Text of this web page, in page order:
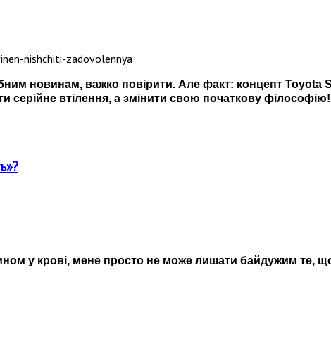
новинам, важко повірити. Але факт: концепт Toyota
серійне втілення, а змінити свою початкову філософію!
у крові, мене просто не може лишати байдужим те,